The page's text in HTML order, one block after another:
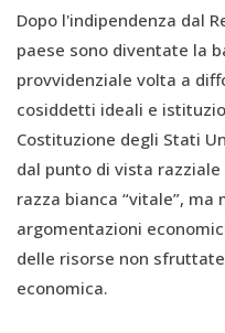
Dopo l'indipendenza dal
paese sono diventate la
provvidenziale volta a
cosiddetti ideali e
Costituzione degli Stati
dal punto di vista
razza bianca “vitale”,
argomentazioni
delle risorse non
economica.